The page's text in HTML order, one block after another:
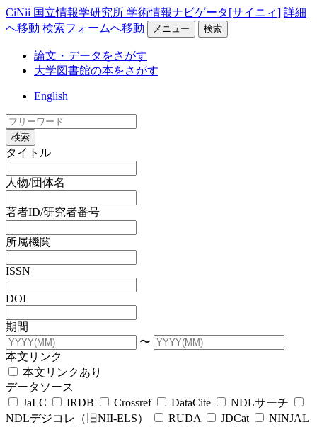
CiNii 国立情報学研究所 学術情報ナビゲータ[サイニィ] 詳細
へ移動 検索フォームへ移動 メニュー 検索
論文・データをさがす
大学図書館の本をさがす
English
検索
タイトル
人物/団体名
著者ID/研究者番号
所属機関
ISSN
DOI
期間
〜
本文リンク
本文リンクあり
データソース
JaLC
IRDB Crossref DataCite
NDLサーチ
NDLデジコレ（旧NII-ELS）
RUDA JDCat
NINJAL